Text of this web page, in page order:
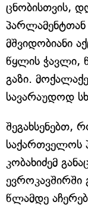
ცნობისთვის,
მშვიდობიანი
წყლის ჭავლი,
გაზი.
სავარაუდოდ
შეგახსენებთ,
საქართველოს
კობახიძემ
ევროკავშირში
წლამდე